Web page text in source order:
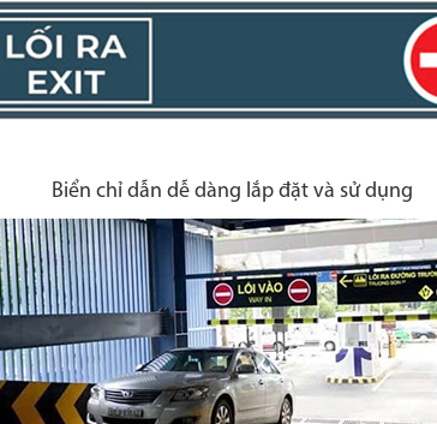
Biển chỉ dẫn dễ dàng lắp đặt và sử dụng